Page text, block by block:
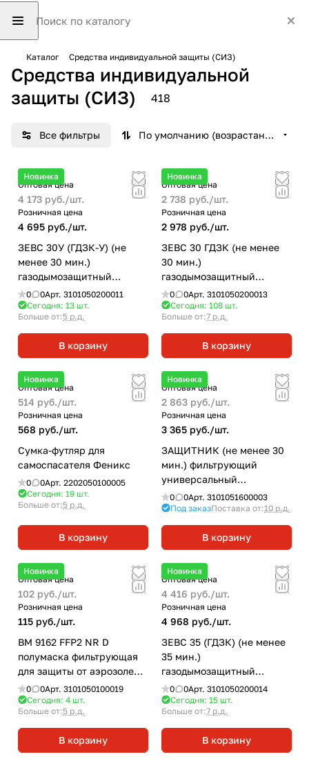
Каталог Средства индивидуальной защиты (СИЗ)
Средства индивидуальной
защиты (СИЗ)
418
Все фильтры По умолчанию (возрастание)
Новинка
Оптовая цена
4 173 руб./шт.
Розничная цена
4 695 руб./шт.
ЗЕВС 30У (ГДЗК-У) (не
менее 30 мин.)
газодымозащитный
комплект
0 0Арт. 3101050200011
Сегодня: 13 шт.
Больше от:5 р.д.
В корзину
Новинка
Оптовая цена
2 738 руб./шт.
Розничная цена
2 978 руб./шт.
ЗЕВС 30 ГДЗК (не менее
30 мин.)
газодымозащитный
комплект
0 0Арт. 3101050200013
Сегодня: 108 шт.
Больше от:7 р.д.
В корзину
Новинка
Оптовая цена
514 руб./шт.
Розничная цена
568 руб./шт.
Сумка-футляр для
самоспасателя Феникс
0 0Арт. 2202050100005
Сегодня: 19 шт.
Больше от:5 р.д.
В корзину
Новинка
Оптовая цена
2 863 руб./шт.
Розничная цена
3 365 руб./шт.
ЗАЩИТНИК (не менее 30
мин.) фильтрующий
универсальный
самоспасатель
0 0Арт. 3101051600003
Под заказПоставка от:10 р.д.
В корзину
Новинка
Оптовая цена
102 руб./шт.
Розничная цена
115 руб./шт.
ВМ 9162 FFP2 NR D
полумаска фильтрующая
для защиты от аэрозолей
складная с клапаном
выдоха
0 0Арт. 3101050100019
Сегодня: 4 шт.
Больше от:5 р.д.
В корзину
Новинка
Оптовая цена
4 416 руб./шт.
Розничная цена
4 968 руб./шт.
ЗЕВС 35 (ГДЗК) (не менее
35 мин.)
газодымозащитный
комплект
0 0Арт. 3101050200014
Сегодня: 15 шт.
Больше от:7 р.д.
В корзину